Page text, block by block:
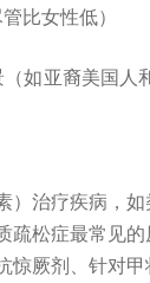
比女性低）
如亚裔美国人
）治疗疾病，
疏松症最常见
惊厥剂、针对